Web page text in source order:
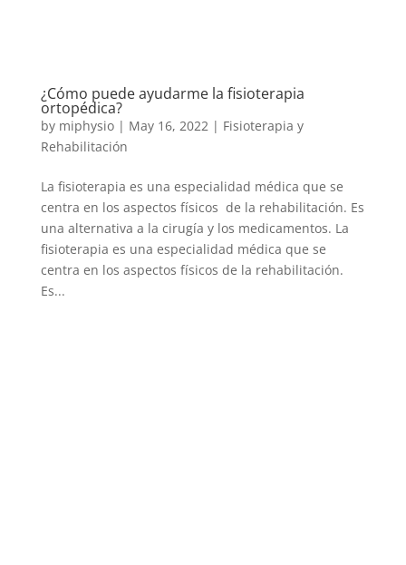
¿Cómo puede ayudarme la fisioterapia
ortopédica?
by miphysio| May 16, 2022| Fisioterapia y
Rehabilitación
La fisioterapia es una especialidad médica que se
centra en los aspectos físicos de la rehabilitación. Es
una alternativa a la cirugía y los medicamentos. La
fisioterapia es una especialidad médica que se
centra en los aspectos físicos de la rehabilitación.
Es...